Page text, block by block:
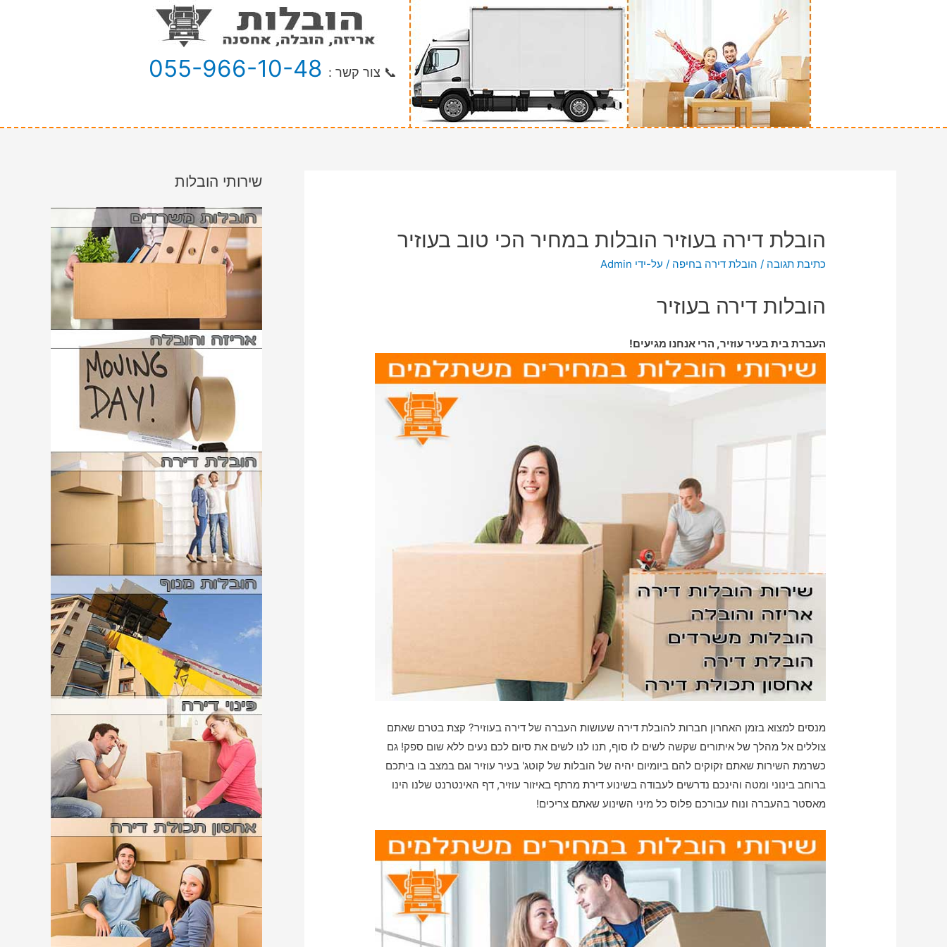
📞 צור קשר : 055-966-10-48
הובלת דירה בעוזיר הובלות במחיר הכי טוב בעוזיר
כתיבת תגובה / הובלת דירה בחיפה / על-ידי Admin
הובלות דירה בעוזיר
העברת בית בעיר עוזיר, הרי אנחנו מגיעים!
מנסים למצוא בזמן האחרון חברות להובלת דירה שעושות העברה של דירה בעוזיר? קצת בטרם שאתם
צוללים אל מהלך של איתורים שקשה לשים לו סוף, תנו לנו לשים את סיום לכם נעים ללא שום ספק! גם
כשרמת השירות שאתם זקוקים להם ביומיום יהיה של הובלות של קוטג' בעיר עוזיר וגם במצב בו ביתכם
ברוחב בינוני ומטה והינכם נדרשים לעבודה בשינוע דירת מרתף באיזור עוזיר, דף האינטרנט שלנו הינו
מאסטר בהעברה ונוח עבורכם פלוס כל מיני השינוע שאתם צריכים!
שירותי הובלות